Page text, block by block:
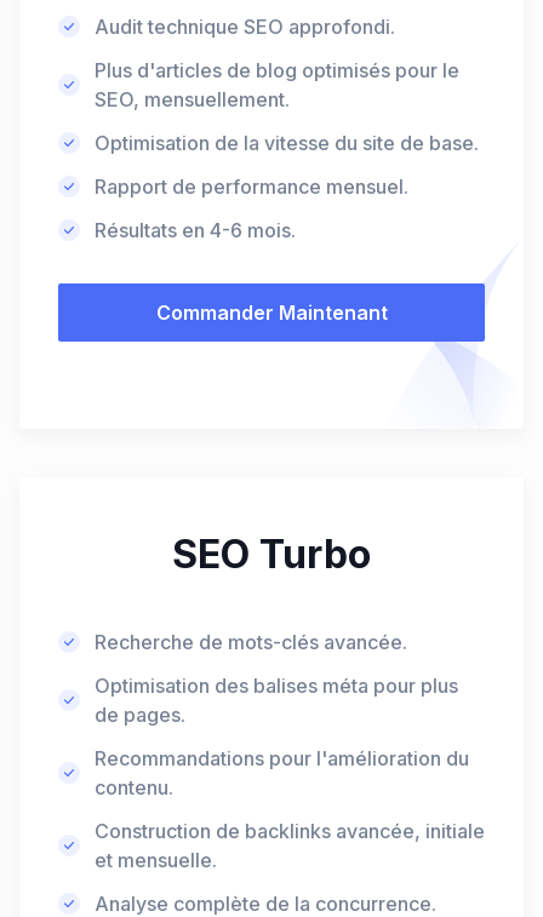
Audit technique SEO approfondi.
Plus d'articles de blog optimisés pour le
SEO, mensuellement.
Optimisation de la vitesse du site de base.
Rapport de performance mensuel.
Résultats en 4-6 mois.
Commander Maintenant
SEO Turbo
Recherche de mots-clés avancée.
Optimisation des balises méta pour plus
de pages.
Recommandations pour l'amélioration du
contenu.
Construction de backlinks avancée, initiale
et mensuelle.
Analyse complète de la concurrence.